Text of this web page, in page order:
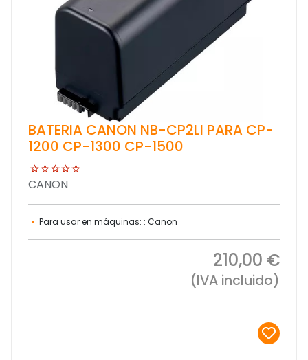
BATERIA CANON NB-CP2LI PARA CP-
1200 CP-1300 CP-1500
CANON
Para usar en máquinas: : Canon
210,00 €
(IVA incluido)